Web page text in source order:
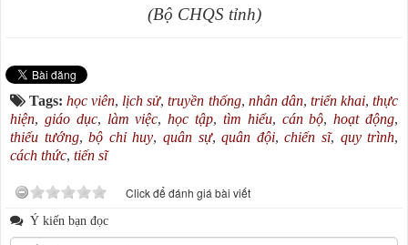
(Bộ CHQS tỉnh)
Tags:học viên, lịch sử,truyền thống, nhân dân, triển khai,thực
hiện, giáo dục, làm việc,học tập, tìm hiểu, cán bộ,hoạt động,
thiếu tướng,bộ chỉ huy, quân sự,quân đội,chiến sĩ, quy trình,
cách thức, tiến sĩ
Click để đánh giá bài viết
Ý kiến bạn đọc